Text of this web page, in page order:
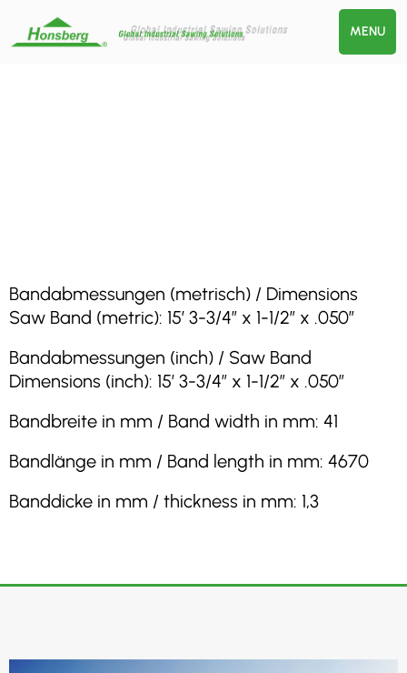
MENU
Bandabmessungen (metrisch) / Dimensions
Saw Band (metric): 15′ 3-3/4″ x 1-1/2″ x .050″
Bandabmessungen (inch) / Saw Band
Dimensions (inch): 15′ 3-3/4″ x 1-1/2″ x .050″
Bandbreite in mm / Band width in mm: 41
Bandlänge in mm / Band length in mm: 4670
Banddicke in mm / thickness in mm: 1,3